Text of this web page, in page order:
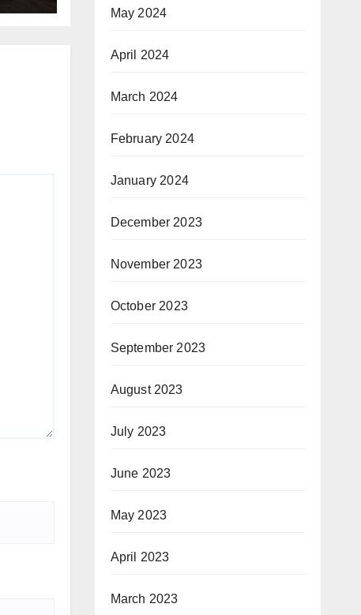
May 2024
April 2024
March 2024
February 2024
January 2024
December 2023
November 2023
October 2023
September 2023
August 2023
July 2023
June 2023
May 2023
April 2023
March 2023